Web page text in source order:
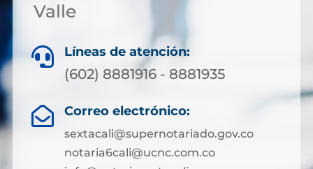
Valle
 Líneas de atención:
(602) 8881916 - 8881935
 Correo electrónico:
sextacali@supernotariado.gov.co
notaria6cali@ucnc.com.co